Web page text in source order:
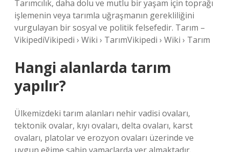
Tarımcılık, daha dolu ve mutlu bir yaşam için toprağı
işlemenin veya tarımla uğraşmanın gerekliliğini
vurgulayan bir sosyal ve politik felsefedir. Tarım –
VikipediVikipedi › Wiki › TarımVikipedi › Wiki › Tarım
Hangi alanlarda tarım
yapılır?
Ülkemizdeki tarım alanları nehir vadisi ovaları,
tektonik ovalar, kıyı ovaları, delta ovaları, karst
ovaları, platolar ve erozyon ovaları üzerinde ve